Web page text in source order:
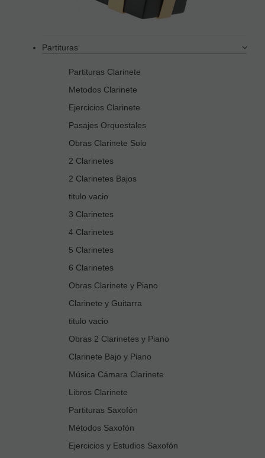
Partituras
Partituras Clarinete
Metodos Clarinete
Ejercicios Clarinete
Pasajes Orquestales
Obras Clarinete Solo
2 Clarinetes
2 Clarinetes Bajos
titulo vacio
3 Clarinetes
4 Clarinetes
5 Clarinetes
6 Clarinetes
Obras Clarinete y Piano
Clarinete y Guitarra
titulo vacio
Obras 2 Clarinetes y Piano
Clarinete Bajo y Piano
Música Cámara Clarinete
Libros Clarinete
Partituras Saxofón
Métodos Saxofón
Ejercicios y Estudios Saxofón